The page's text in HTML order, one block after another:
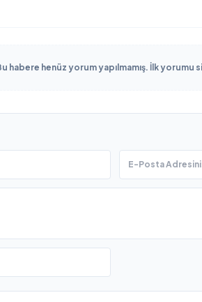
habere henüz yorum yapılmamış. İlk yorumu